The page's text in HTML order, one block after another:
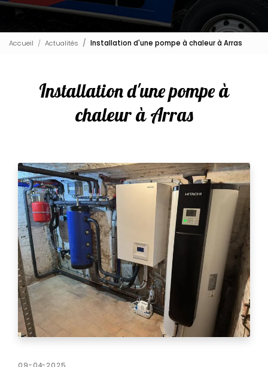
Accueil Actualités Installation d'une pompe à chaleur à Arras
Installation d'une pompe à
chaleur à Arras